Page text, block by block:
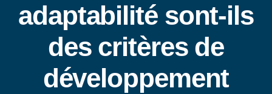
adaptabilité sont-ils
des critères de
développement